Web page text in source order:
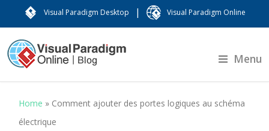
Visual Paradigm Desktop | Visual Paradigm Online
Menu
Home » Comment ajouter des portes logiques au schéma
électrique